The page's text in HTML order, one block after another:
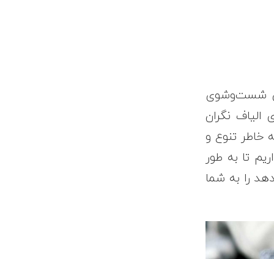
شست‌وشوی
الیاف نگران
تنوع و
تا به طور
را به شما